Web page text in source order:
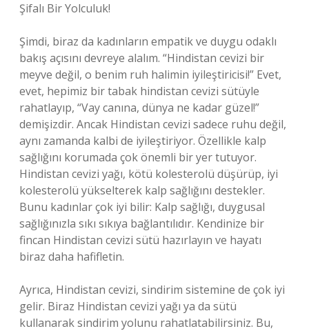
Şifalı Bir Yolculuk!
Şimdi, biraz da kadınların empatik ve duygu odaklı
bakış açısını devreye alalım. “Hindistan cevizi bir
meyve değil, o benim ruh halimin iyileştiricisi!” Evet,
evet, hepimiz bir tabak hindistan cevizi sütüyle
rahatlayıp, “Vay canına, dünya ne kadar güzel!”
demişizdir. Ancak Hindistan cevizi sadece ruhu değil,
aynı zamanda kalbi de iyileştiriyor. Özellikle kalp
sağlığını korumada çok önemli bir yer tutuyor.
Hindistan cevizi yağı, kötü kolesterolü düşürüp, iyi
kolesterolü yükselterek kalp sağlığını destekler.
Bunu kadınlar çok iyi bilir: Kalp sağlığı, duygusal
sağlığınızla sıkı sıkıya bağlantılıdır. Kendinize bir
fincan Hindistan cevizi sütü hazırlayın ve hayatı
biraz daha hafifletin.
Ayrıca, Hindistan cevizi, sindirim sistemine de çok iyi
gelir. Biraz Hindistan cevizi yağı ya da sütü
kullanarak sindirim yolunu rahatlatabilirsiniz. Bu,